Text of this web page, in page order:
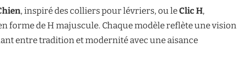
, inspiré des colliers pour lévriers, ou leClic H,
forme de H majuscule. Chaque modèle reflète une vision
entre tradition et modernité avec une aisance